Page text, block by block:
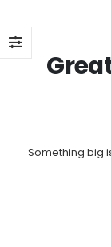
Something big